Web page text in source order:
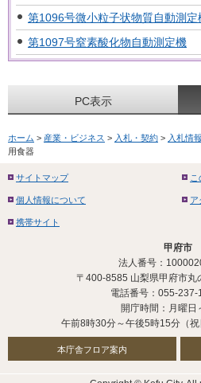
第1096号微小粒子状物質自動測定
第1097号窒素酸化物自動測定機
PC表示
ホーム > 産業・ビジネス > 入札・契約 > 入札情
用食器
サイトマップ
個人情報について ア
携帯サイト
甲府市
法人番号：
〒400-8585 山梨県甲府市丸
電話番号：055-237-
開庁時間：月曜日
午前8時30分～午後5時15分（祝
本庁舎フロア案内